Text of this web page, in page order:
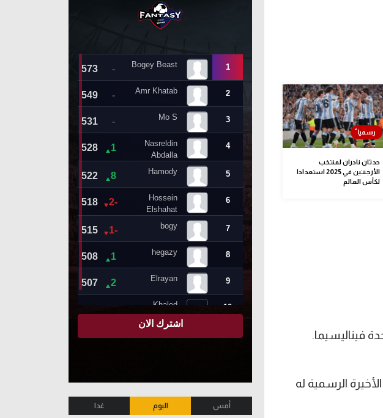
حدثان نادران لمنتخب
الأرجنتين في 2025 استعدادا
لكأس العالم
الرسمية له
أمس اليوم غدا